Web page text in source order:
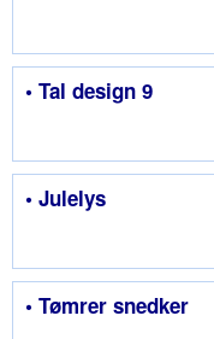
• Tal design 9
• Julelys
• Tømrer snedker